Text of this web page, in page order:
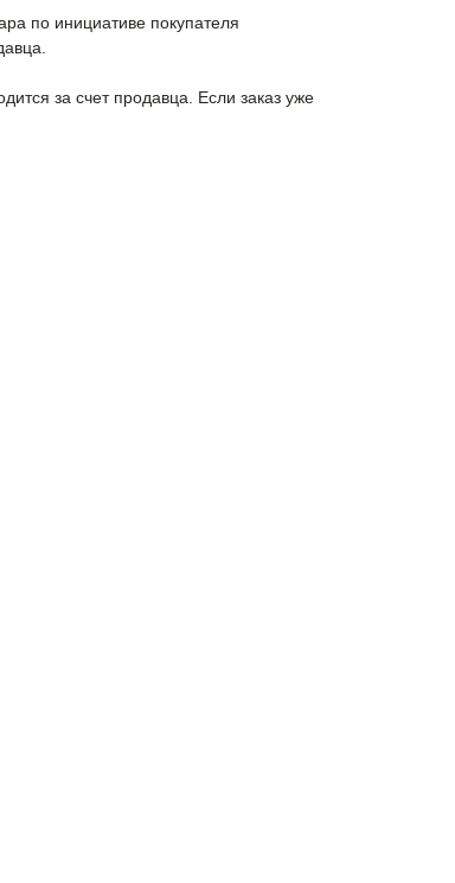
по инициативе покупателя
за счет продавца. Если заказ уже